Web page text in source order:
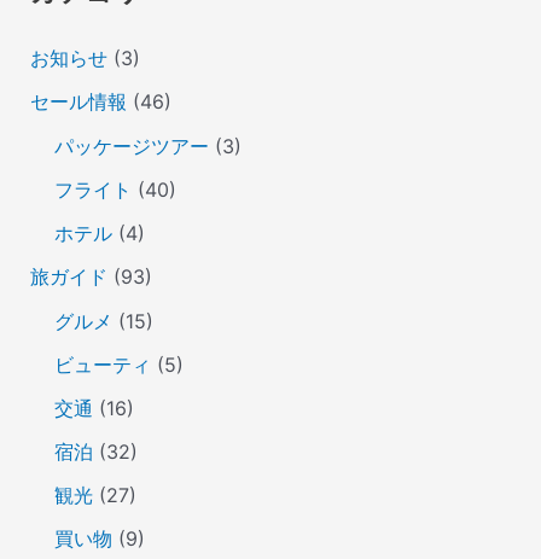
お知らせ(3)
セール情報 (46)
パッケージツアー (3)
フライト (40)
ホテル(4)
旅ガイド (93)
グルメ (15)
ビューティ (5)
交通 (16)
宿泊 (32)
観光(27)
買い物 (9)